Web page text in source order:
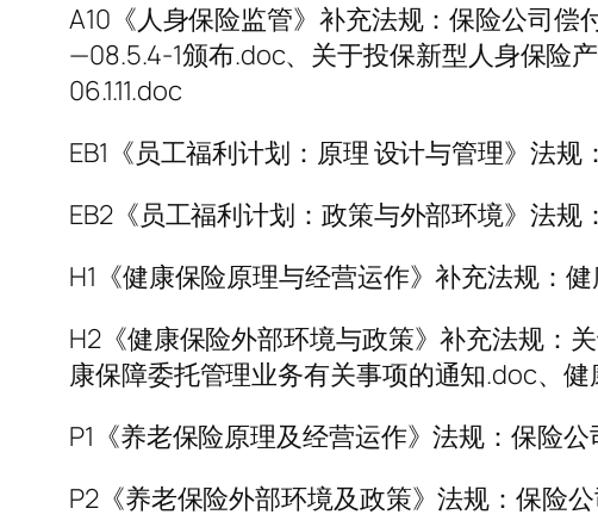
A10《人身保险监管》补充法规：保险公司偿
—08.5.4-1颁布.doc、关于投保新型人身保险
06.1.11.doc
EB1《员工福利计划：原理 设计与管理》法规
EB2《员工福利计划：政策与外部环境》法规
H1《健康保险原理与经营运作》补充法规：
H2《健康保险外部环境与政策》补充法规：
康保障委托管理业务有关事项的通知.doc、
P1《养老保险原理及经营运作》法规：保险公
P2《养老保险外部环境及政策》法规：保险公